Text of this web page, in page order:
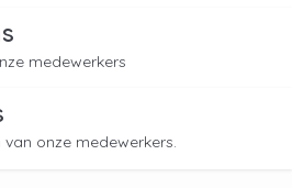
medewerkers
onze medewerkers.